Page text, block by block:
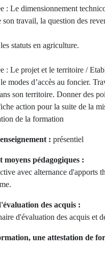
: Le dimensionnement
travail, la question des
statuts en agriculture.
: Le projet et le territoire /
modes d’accès au foncier.
son territoire. Donner des
action pour la suite de la
de la formation
: présentiel
moyens pédagogiques :
avec alternance d'apports
des acquis :
d'évaluation des acquis et
une attestation de